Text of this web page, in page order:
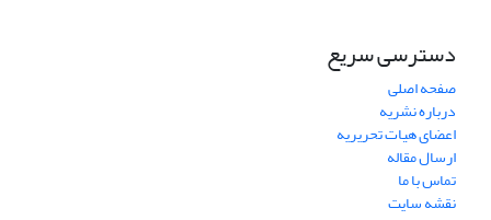
دسترسی سریع
صفحه اصلی
درباره نشریه
اعضای هیات تحریریه
ارسال مقاله
تماس با ما
نقشه سایت